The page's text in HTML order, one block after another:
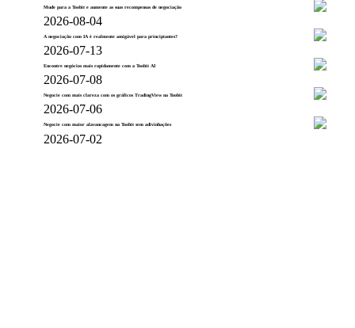
Mude para a Toobit e aumente as suas recompensas de negociação
2026-08-04
A negociação com IA é realmente amigável para principiantes?
2026-07-13
Encontre negócios mais rapidamente com a Toobit AI
2026-07-08
Negocie com mais clareza com os gráficos TradingView na Toobit
2026-07-06
Negocie com maior alavancagem na Toobit sem adivinhações
2026-07-02